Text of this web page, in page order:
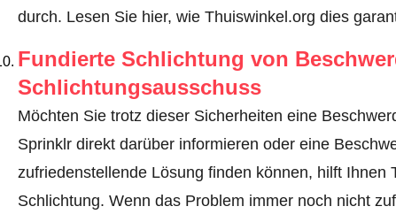
durch. Lesen Sie hier, wie Thuiswinkel.org dies
Fundierte Schlichtung von
Schlichtungsausschuss
Möchten Sie trotz dieser Sicherheiten eine
Sprinklr direkt darüber informieren oder eine
zufriedenstellende Lösung finden können, hilft Ihnen
Schlichtung. Wenn das Problem immer noch nicht